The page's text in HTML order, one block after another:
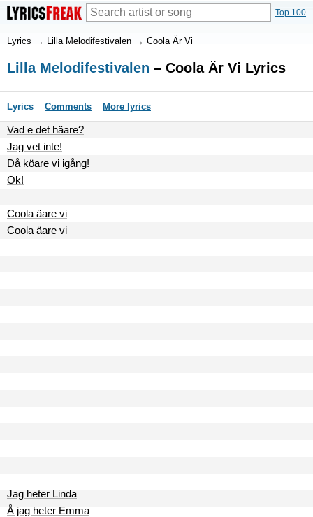
Top 100
Lyrics → Lilla Melodifestivalen → Coola Är Vi
Lilla Melodifestivalen – Coola Är Vi Lyrics
Lyrics Comments More lyrics
Vad e det häare?
Jag vet inte!
Då köare vi igång!
Ok!
Coola äare vi
Coola äare vi
Jag heter Linda
Å jag heter Emma